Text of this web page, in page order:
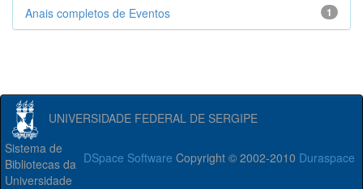
1
Anais completos de Eventos
UNIVERSIDADE FEDERAL DE SERGIPE
DSpace Software Copyright © 2002-2010 Duraspace
Sistema de
Bibliotecas da
Universidade